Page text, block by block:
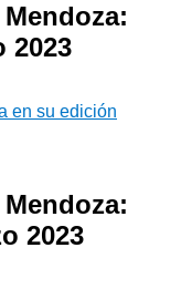
2023
en su edición
2023